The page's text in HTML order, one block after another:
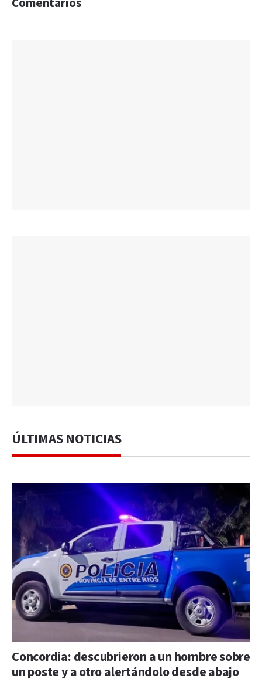
ÚLTIMAS NOTICIAS
Concordia: descubrieron a un hombre sobre
un poste y a otro alertándolo desde abajo